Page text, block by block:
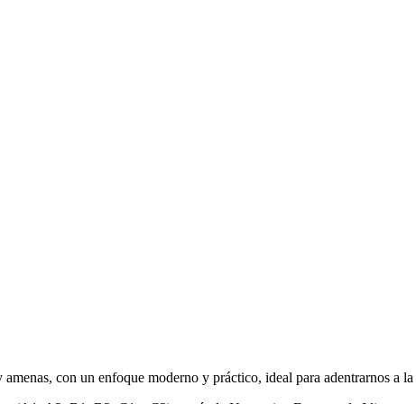
con un enfoque moderno y práctico, ideal para adentrarnos a